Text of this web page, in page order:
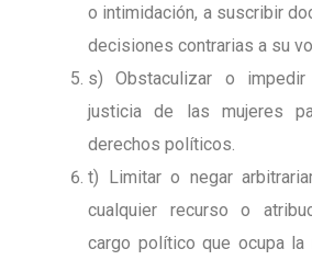
o intimidación, a suscribir
decisiones contrarias a su
s) Obstaculizar o
justicia de las mujeres
derechos políticos.
t) Limitar o negar
cualquier recurso o
cargo político que ocupa la